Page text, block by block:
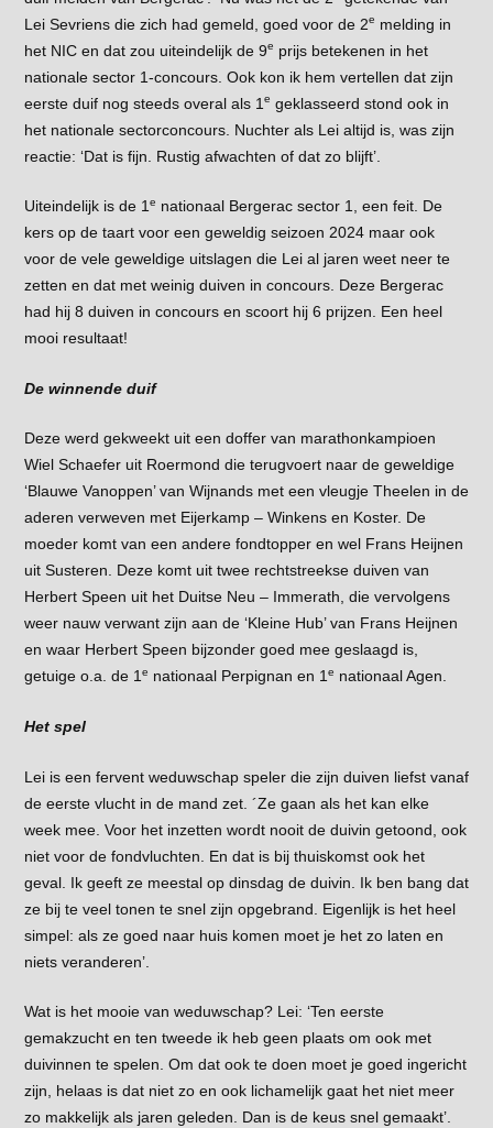
Lei Sevriens die zich had gemeld, goed voor de 2e melding in
het NIC en dat zou uiteindelijk de 9e prijs betekenen in het
nationale sector 1-concours. Ook kon ik hem vertellen dat zijn
eerste duif nog steeds overal als 1 e geklasseerd stond ook in
het nationale sectorconcours. Nuchter als Lei altijd is, was zijn
reactie: ‘Dat is fijn. Rustig afwachten of dat zo blijft’.
Uiteindelijk is de 1 e nationaal Bergerac sector 1, een feit. De
kers op de taart voor een geweldig seizoen 2024 maar ook
voor de vele geweldige uitslagen die Lei al jaren weet neer te
zetten en dat met weinig duiven in concours. Deze Bergerac
had hij 8 duiven in concours en scoort hij 6 prijzen. Een heel
mooi resultaat!
De winnende duif
Deze werd gekweekt uit een doffer van marathonkampioen
Wiel Schaefer uit Roermond die terugvoert naar de geweldige
‘Blauwe Vanoppen’ van Wijnands met een vleugje Theelen in de
aderen verweven met Eijerkamp – Winkens en Koster. De
moeder komt van een andere fondtopper en wel Frans Heijnen
uit Susteren. Deze komt uit twee rechtstreekse duiven van
Herbert Speen uit het Duitse Neu – Immerath, die vervolgens
weer nauw verwant zijn aan de ‘Kleine Hub’ van Frans Heijnen
en waar Herbert Speen bijzonder goed mee geslaagd is,
getuige o.a. de 1e nationaal Perpignan en 1e nationaal Agen.
Het spel
Lei is een fervent weduwschap speler die zijn duiven liefst vanaf
de eerste vlucht in de mand zet. ´Ze gaan als het kan elke
week mee. Voor het inzetten wordt nooit de duivin getoond, ook
niet voor de fondvluchten. En dat is bij thuiskomst ook het
geval. Ik geeft ze meestal op dinsdag de duivin. Ik ben bang dat
ze bij te veel tonen te snel zijn opgebrand. Eigenlijk is het heel
simpel: als ze goed naar huis komen moet je het zo laten en
niets veranderen’.
Wat is het mooie van weduwschap? Lei: ‘Ten eerste
gemakzucht en ten tweede ik heb geen plaats om ook met
duivinnen te spelen. Om dat ook te doen moet je goed ingericht
zijn, helaas is dat niet zo en ook lichamelijk gaat het niet meer
zo makkelijk als jaren geleden. Dan is de keus snel gemaakt’.